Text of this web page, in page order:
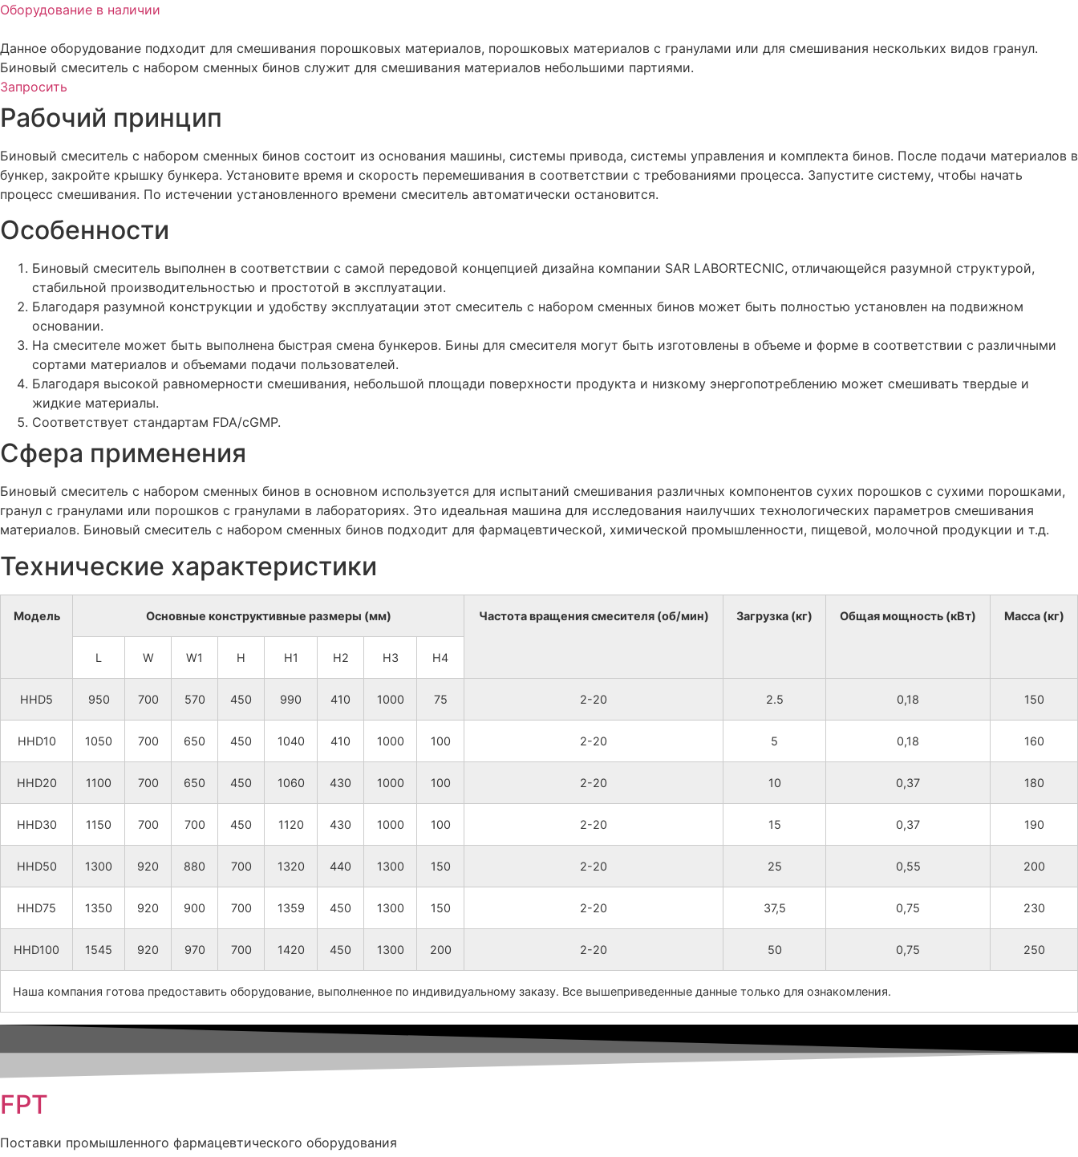
Оборудование в наличии
Данное оборудование подходит для смешивания порошковых материалов, порошковых материалов с гранулами или для смешивания нескольких видов гранул.
Биновый смеситель с набором сменных бинов служит для смешивания материалов небольшими партиями.
Запросить
Рабочий принцип
Биновый смеситель с набором сменных бинов состоит из основания машины, системы привода, системы управления и комплекта бинов. После подачи материалов в
бункер, закройте крышку бункера. Установите время и скорость перемешивания в соответствии с требованиями процесса. Запустите систему, чтобы начать
процесс смешивания. По истечении установленного времени смеситель автоматически остановится.
Особенности
Биновый смеситель выполнен в соответствии с самой передовой концепцией дизайна компании SAR LABORTECNIC, отличающейся разумной структурой,
стабильной производительностью и простотой в эксплуатации.
Благодаря разумной конструкции и удобству эксплуатации этот смеситель с набором сменных бинов может быть полностью установлен на подвижном
основании.
На смесителе может быть выполнена быстрая смена бункеров. Бины для смесителя могут быть изготовлены в объеме и форме в соответствии с различными
сортами материалов и объемами подачи пользователей.
Благодаря высокой равномерности смешивания, небольшой площади поверхности продукта и низкому энергопотреблению может смешивать твердые и
жидкие материалы.
Соответствует стандартам FDA/cGMP.
Сфера применения
Биновый смеситель с набором сменных бинов в основном используется для испытаний смешивания различных компонентов сухих порошков с сухими порошками,
гранул с гранулами или порошков с гранулами в лабораториях. Это идеальная машина для исследования наилучших технологических параметров смешивания
материалов. Биновый смеситель с набором сменных бинов подходит для фармацевтической, химической промышленности, пищевой, молочной продукции и т.д.
Технические характеристики
Модель Основные конструктивные размеры (мм) Частота вращения смесителя (об/мин) Загрузка (кг) Общая мощность (кВт) Масса (кг)
L W W1 H H1 H2 H3 H4
HHD5 950 700 570 450 990 410 1000 75 2-20 2.5 0,18 150
HHD10 1050 700 650 450 1040 410 1000 100 2-20 5 0,18 160
HHD20 1100 700 650 450 1060 430 1000 100 2-20 10 0,37 180
HHD30 1150 700 700 450 1120 430 1000 100 2-20 15 0,37 190
HHD50 1300 920 880 700 1320 440 1300 150 2-20 25 0,55 200
HHD75 1350 920 900 700 1359 450 1300 150 2-20 37,5 0,75 230
HHD100 1545 920 970 700 1420 450 1300 200 2-20 50 0,75 250
Наша компания готова предоставить оборудование, выполненное по индивидуальному заказу. Все вышеприведенные данные только для ознакомления.
FPT
Поставки промышленного фармацевтического оборудования